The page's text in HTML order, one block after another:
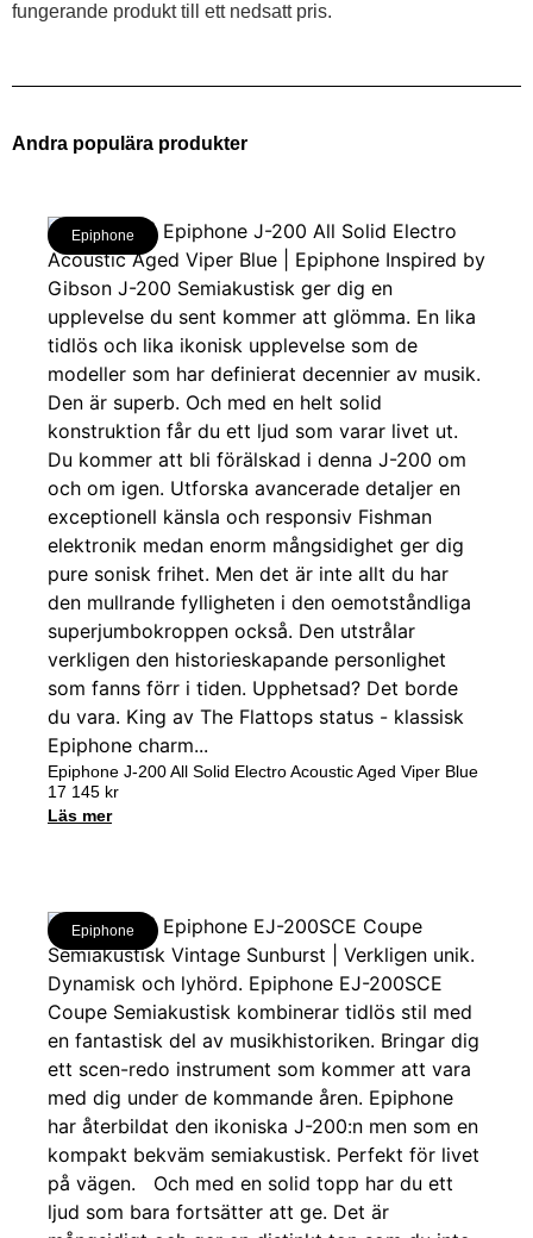
fungerande produkt till ett nedsatt pris.
Andra populära produkter
Epiphone
Epiphone J-200 All Solid Electro Acoustic Aged Viper Blue
17 145 kr
Läs mer
Epiphone